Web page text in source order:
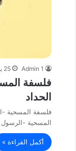
Admin 1 25 يوليو، 2013
فلسفة
الحداد
فلسفة المسحية
المسحية -
أكمل القراءة »